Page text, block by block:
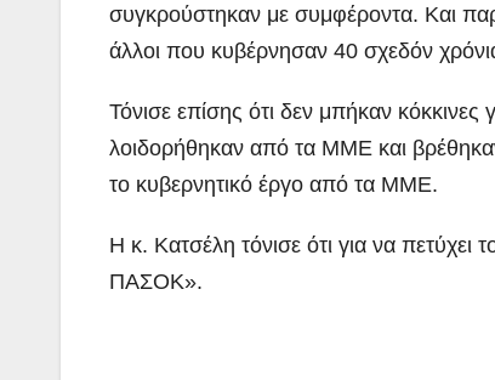
συγκρούστηκαν με συμφέροντα. Και
άλλοι που κυβέρνησαν 40 σχεδόν
Τόνισε επίσης ότι δεν μπήκαν κόκκινες
λοιδορήθηκαν από τα ΜΜΕ και βρέθηκαν
το κυβερνητικό έργο από τα ΜΜΕ.
Η κ. Κατσέλη τόνισε ότι για να
ΠΑΣΟΚ».